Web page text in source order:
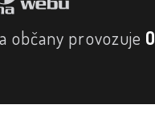
občany provozuje